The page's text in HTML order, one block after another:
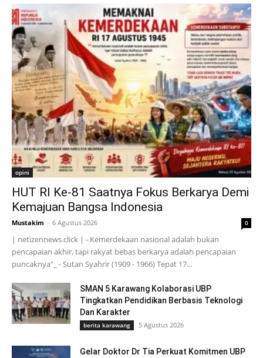
opini
HUT RI Ke-81 Saatnya Fokus Berkarya Demi
Kemajuan Bangsa Indonesia
Mustakim - 6 Agustus 2026 0
| netizennews.click | - Kemerdekaan nasional adalah bukan
pencapaian akhir, tapi rakyat bebas berkarya adalah pencapaian
puncaknya"_ - Sutan Syahrir (1909 - 1966) Tepat 17...
SMAN 5 Karawang Kolaborasi UBP
Tingkatkan Pendidikan Berbasis Teknologi
Dan Karakter
berita karawang 5 Agustus 2026
Gelar Doktor Dr Tia Perkuat Komitmen UBP